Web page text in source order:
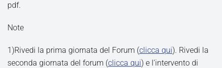
pdf.
Note
1)Rivedi la prima giornata del Forum (clicca qui). Rivedi la
seconda giornata del forum (clicca qui) e l’intervento di